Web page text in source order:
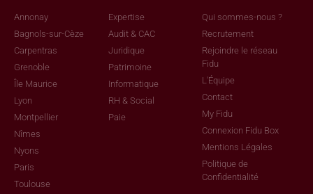
Annonay
Bagnols-sur-Cèze
Carpentras
Grenoble
Île Maurice
Lyon
Montpellier
Nîmes
Nyons
Paris
Toulouse
Expertise
Audit & CAC
Juridique
Patrimoine
Informatique
RH & Social
Paie
Qui sommes-nous ?
Recrutement
Rejoindre le réseau
Fidu
L'Équipe
Contact
My Fidu
Connexion Fidu Box
Mentions Légales
Politique de
Confidentialité